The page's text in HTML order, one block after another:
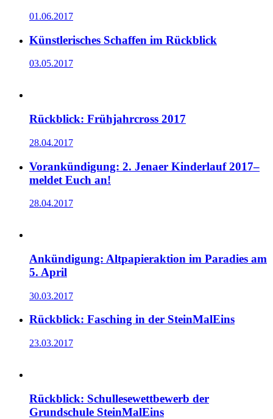
01.06.2017
Künstlerisches Schaffen im Rückblick
03.05.2017
Rückblick: Frühjahrcross 2017
28.04.2017
Vorankündigung: 2. Jenaer Kinderlauf 2017–
meldet Euch an!
28.04.2017
Ankündigung: Altpapieraktion im Paradies am
5. April
30.03.2017
Rückblick: Fasching in der SteinMalEins
23.03.2017
Rückblick: Schullesewettbewerb der
Grundschule SteinMalEins